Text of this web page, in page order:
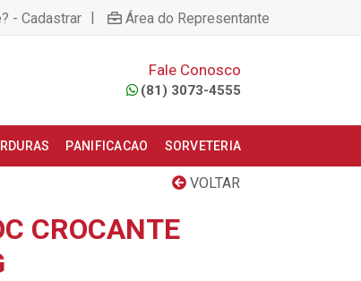
- Cadastrar | Área do Representante
Fale Conosco
(81) 3073-4555
PANIFICACAO SORVETERIA
VOLTAR
CROCANTE